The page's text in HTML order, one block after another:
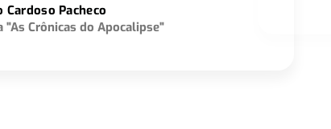
Cardoso Pacheco
Crônicas do Apocalipse"